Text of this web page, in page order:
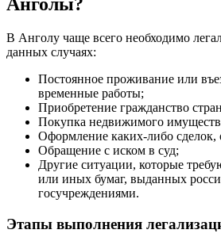
Анголы?
В Анголу чаще всего необходимо
данных случаях:
Постоянное проживание или
временные работы;
Приобретение гражданство
Покупка недвижимого
Оформление каких-либо сделок,
Обращение с иском в суд;
Другие ситуации, которые
или иных бумаг, выданных
госучреждениями.
Этапы выполнения